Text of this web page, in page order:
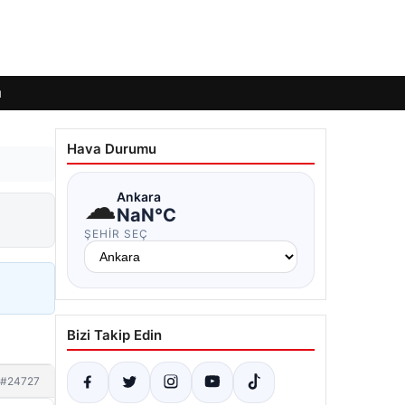
#24727
Hava Durumu
☁Ankara
NaN°C
ŞEHIR SEÇ
Bizi Takip Edin